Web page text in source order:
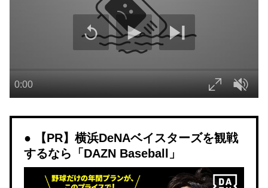
【PR】横浜DeNAベイスターズを観戦
するなら「DAZN Baseball」